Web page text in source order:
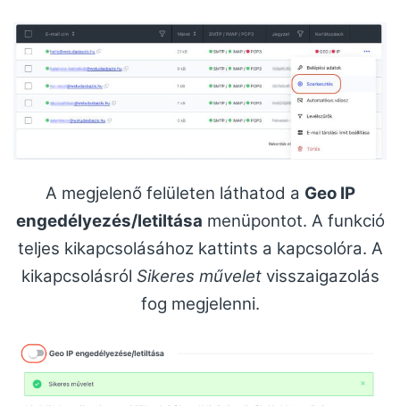
A megjelenő felületen láthatod a Geo IP
engedélyezés/letiltása menüpontot. A funkció
teljes kikapcsolásához kattints a kapcsolóra. A
kikapcsolásról Sikeres művelet visszaigazolás
fog megjelenni.